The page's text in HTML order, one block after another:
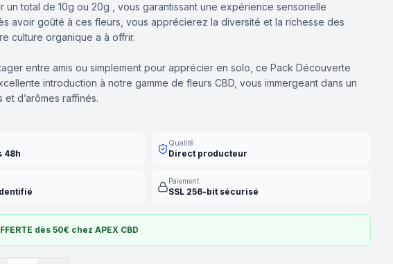
un total de 10g ou 20g , vous garantissant une expérience sensorielle
avoir goûté à ces fleurs, vous apprécierez la diversité et la richesse des
culture organique a à offrir.
entre amis ou simplement pour apprécier en solo, ce Pack Découverte
introduction à notre gamme de fleurs CBD, vous immergeant dans un
d’arômes raffinés.
48h
Qualité
Direct producteur
Paiement
SSL 256-bit sécurisé
dès 50€ chez APEX CBD